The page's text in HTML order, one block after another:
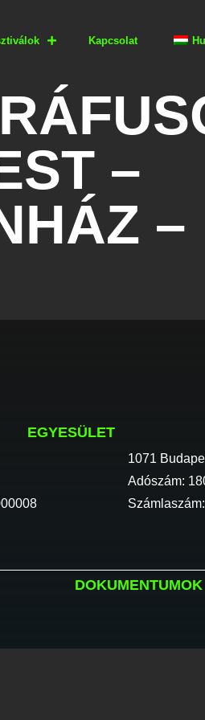
Kapcsolat
–
–
EGYESÜLET
1071
Adószám:
DOKUMENTUMOK